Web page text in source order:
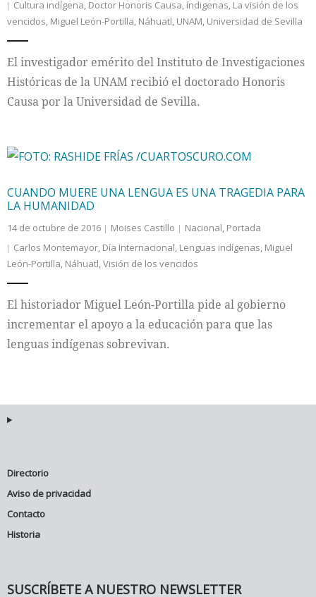
Cultura indígena, Doctor Honoris Causa, índigenas, La visión de los
vencidos, Miguel León-Portilla, Náhuatl, UNAM, Universidad de Sevilla
El investigador emérito del Instituto de Investigaciones
Históricas de la UNAM recibió el doctorado Honoris
Causa por la Universidad de Sevilla.
CUANDO MUERE UNA LENGUA ES UNA TRAGEDIA PARA
LA HUMANIDAD
14 de octubre de 2016 Moises Castillo Nacional, Portada
Carlos Montemayor, Día Internacional, Lenguas indígenas, Miguel
León-Portilla, Náhuatl,Visión de los vencidos
El historiador Miguel León-Portilla pide al gobierno
incrementar el apoyo a la educación para que las
lenguas indígenas sobrevivan.
Directorio
Aviso de privacidad
Contacto
Historia
SUSCRÍBETE A NUESTRO NEWSLETTER